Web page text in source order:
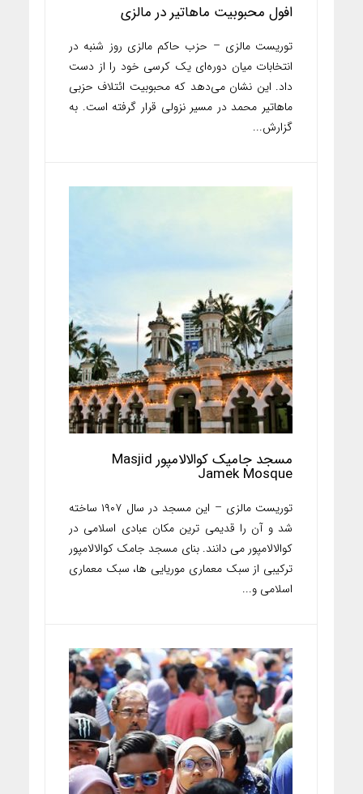
افول محبوبیت ماهاتیر در مالزی
توریست مالزی – حزب حاکم مالزی روز شنبه در
انتخابات میان دوره‌ای یک کرسی خود را از دست
داد. این نشان می‌دهد که محبوبیت ائتلاف حزبی
ماهاتیر محمد در مسیر نزولی قرار گرفته است. به
گزارش...
مسجد جامیک کوالالامپور Masjid
Jamek Mosque
توریست مالزی – این مسجد در سال ۱۹۰۷ ساخته
شد و آن را قدیمی ترین مکان عبادی اسلامی در
کوالالامپور می دانند. بنای مسجد جامک کوالالامپور
ترکیبی از سبک معماری موریایی ها، سبک معماری
اسلامی و...